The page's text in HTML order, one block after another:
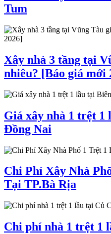
Tum
Xây nhà 3 tầng tại
nhiêu? [Báo giá mới
Giá xây nhà 1 trệt 1
Đồng Nai
Chi Phí Xây Nhà
Tại TP.Bà Rịa
Chi phí nhà 1 trệt 1